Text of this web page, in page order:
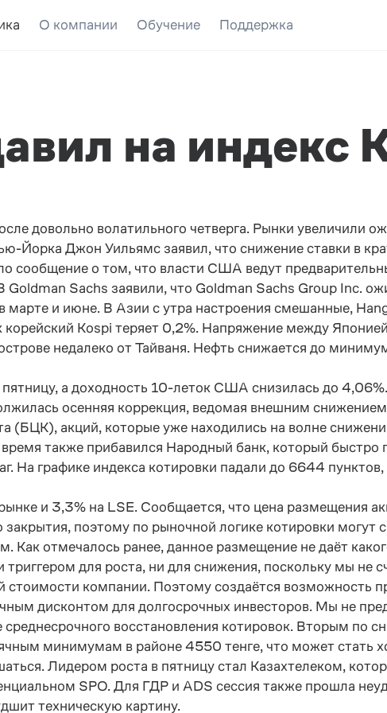
О компании Обучение Поддержка
на индекс
довольно волатильного четверга. Рынки увеличили
Йорка Джон Уильямс заявил, что снижение ставки в
сообщение о том, что власти США ведут
Sachs заявили, что Goldman Sachs Group Inc.
и июне. В Азии с утра настроения смешанные,
Kospi теряет 0,2%. Напряжение между
недалеко от Тайваня. Нефть снижается до
а доходность 10-леток США снизилась до 4,06%.
осенняя коррекция, ведомая внешним
(БЦК), акций, которые уже находились на волне
также прибавился Народный банк, который быстро
На графике индекса котировки падали до 6644
и 3,3% на LSE. Сообщается, что цена размещения
поэтому по рыночной логике котировки могут
отмечалось ранее, данное размещение не даёт
триггером для роста, ни для снижения, поскольку мы не
компании. Поэтому создаётся возможность
дисконтом для долгосрочных инвесторов. Мы не
восстановления котировок. Вторым по
минимумам в районе 4550 тенге, что может стать
Лидером роста в пятницу стал Казахтелеком,
SPO. Для ГДР и ADS сессия также прошла
техническую картину.